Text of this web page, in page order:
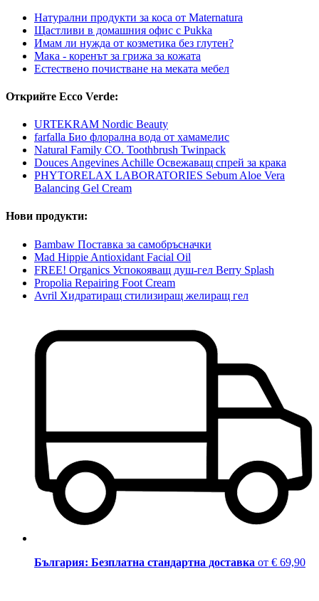
Натурални продукти за коса от Maternatura
Щастливи в домашния офис с Pukka
Имам ли нужда от козметика без глутен?
Мака - коренът за грижа за кожата
Естествено почистване на меката мебел
Открийте Ecco Verde:
URTEKRAM Nordic Beauty
farfalla Био флорална вода от хамамелис
Natural Family CO. Toothbrush Twinpack
Douces Angevines Achille Освежаващ спрей за крака
PHYTORELAX LABORATORIES Sebum Aloe Vera
Balancing Gel Cream
Нови продукти:
Bambaw Поставка за самобръсначки
Mad Hippie Antioxidant Facial Oil
FREE! Organics Успокояващ душ-гел Berry Splash
Propolia Repairing Foot Cream
Avril Хидратиращ стилизиращ желиращ гел
България: Безплатна стандартна доставка от € 69,90